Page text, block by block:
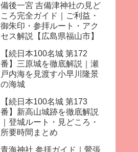
備後一宮 吉備津神社の見ど
ころ完全ガイド｜ご利益・
御朱印・参拝ルート・アク
セス解説【広島県福山市】
【続日本100名城 第172
番】三原城を徹底解説｜瀬
戸内海を見渡す小早川隆景
の海城
【続日本100名城 第173
番】新高山城跡を徹底解説
｜登城ルート・見どころ・
所要時間まとめ
青海神社 参拝ガイド｜鶯張